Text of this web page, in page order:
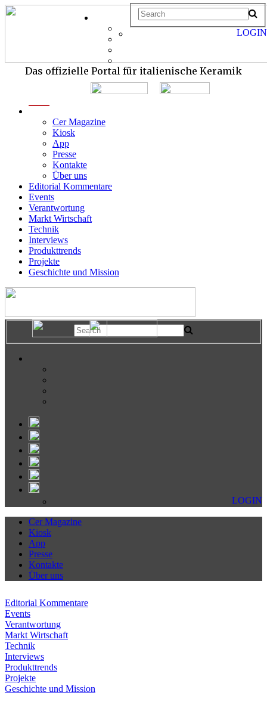
Das offizielle Portal für italienische Keramik
Cer Magazine
Kiosk
App
Presse
Kontakte
Über uns
Editorial Kommentare
Events
Verantwortung
Markt Wirtschaft
Technik
Interviews
Produkttrends
Projekte
Geschichte und Mission
LOGIN
LOGIN
Cer Magazine
Kiosk
App
Presse
Kontakte
Über uns
Editorial Kommentare
Events
Verantwortung
Markt Wirtschaft
Technik
Interviews
Produkttrends
Projekte
Geschichte und Mission